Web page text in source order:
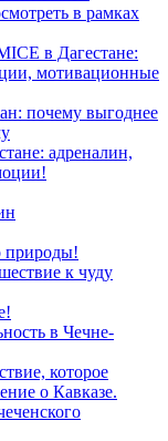
в рамках
в Дагестане:
мотивационные
почему выгоднее
адреналин,
природы!
к чуду
в Чечне-
которое
о Кавказе.